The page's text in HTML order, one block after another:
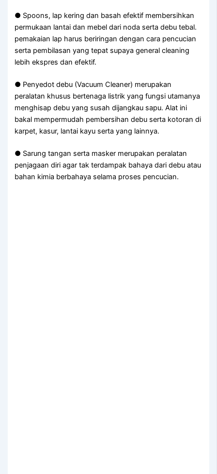
● Spoons, lap kering dan basah efektif membersihkan
permukaan lantai dan mebel dari noda serta debu tebal.
pemakaian lap harus beriringan dengan cara pencucian
serta pembilasan yang tepat supaya general cleaning
lebih ekspres dan efektif.
● Penyedot debu (Vacuum Cleaner) merupakan
peralatan khusus bertenaga listrik yang fungsi utamanya
menghisap debu yang susah dijangkau sapu. Alat ini
bakal mempermudah pembersihan debu serta kotoran di
karpet, kasur, lantai kayu serta yang lainnya.
● Sarung tangan serta masker merupakan peralatan
penjagaan diri agar tak terdampak bahaya dari debu atau
bahan kimia berbahaya selama proses pencucian.